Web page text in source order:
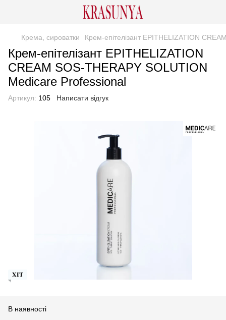
Крема, сироватки Крем-епітелізант EPITHELIZATION
Крем-епітелізант EPITHELIZATION
CREAM SOS-THERAPY SOLUTION
Medicare Professional
Артикул: 105 Написати відгук
𝐗𝐈𝐓
В наявності